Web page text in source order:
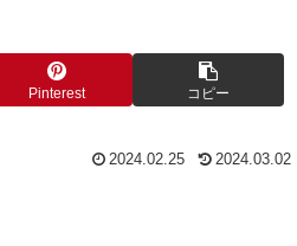
Pinterest コピー
2024.02.25 2024.03.02